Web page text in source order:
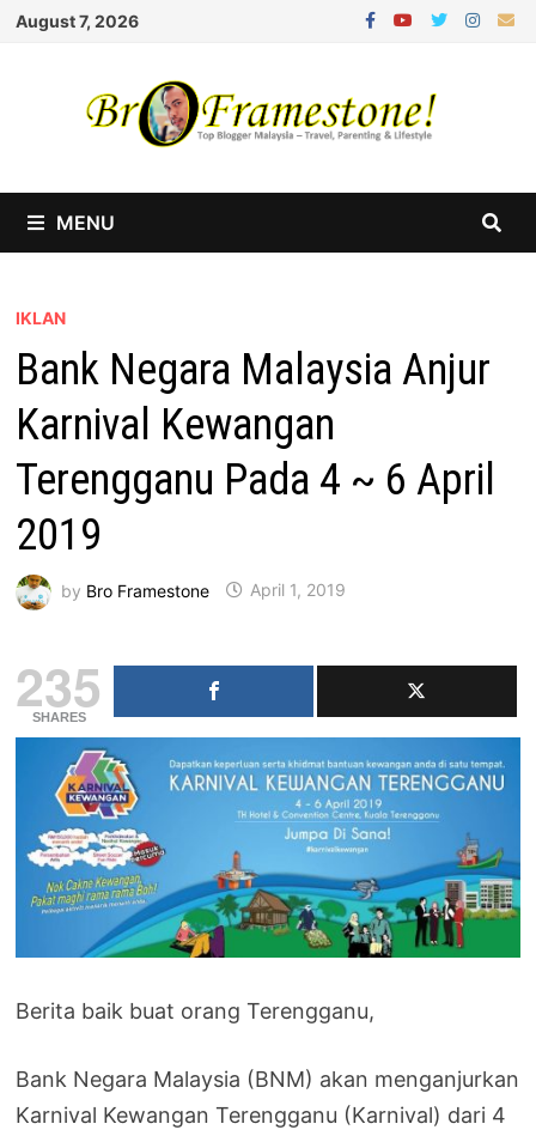
Skip
August 7, 2026
MENU
IKLAN
Bank Negara Malaysia Anjur
Karnival Kewangan
Terengganu Pada 4 ~ 6 April
2019
by Bro Framestone April 1, 2019
235
SHARES
Berita baik buat orang Terengganu,
Bank Negara Malaysia (BNM) akan menganjurkan
Karnival Kewangan Terengganu (Karnival) dari 4